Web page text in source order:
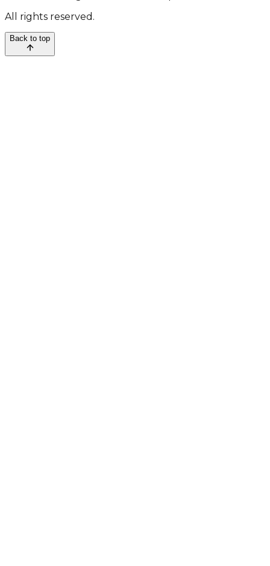
All rights reserved.
Back to top